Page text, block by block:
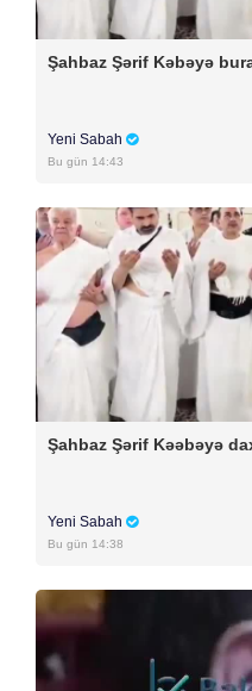
Şahbaz Şərif Kəbəyə
Yeni Sabah
Bu gün 14:43
Şahbaz Şərif Kəəbəyə
Yeni Sabah
Bu gün 14:38